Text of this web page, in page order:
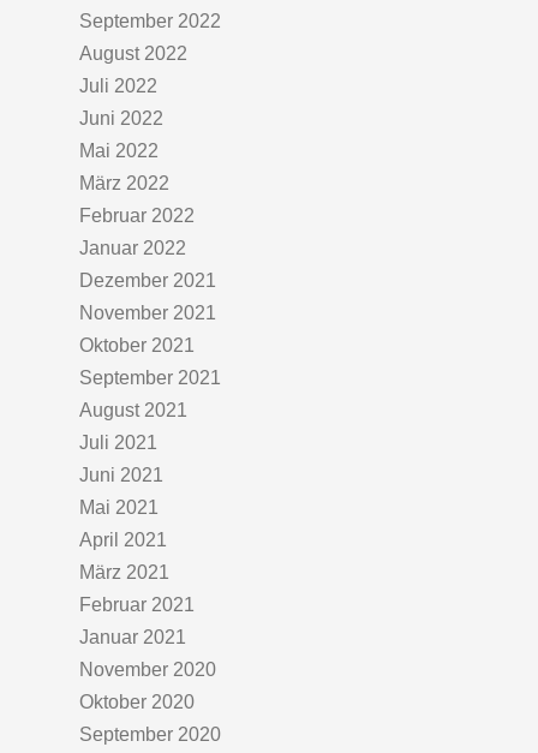
September 2022
August 2022
Juli 2022
Juni 2022
Mai 2022
März 2022
Februar 2022
Januar 2022
Dezember 2021
November 2021
Oktober 2021
September 2021
August 2021
Juli 2021
Juni 2021
Mai 2021
April 2021
März 2021
Februar 2021
Januar 2021
November 2020
Oktober 2020
September 2020